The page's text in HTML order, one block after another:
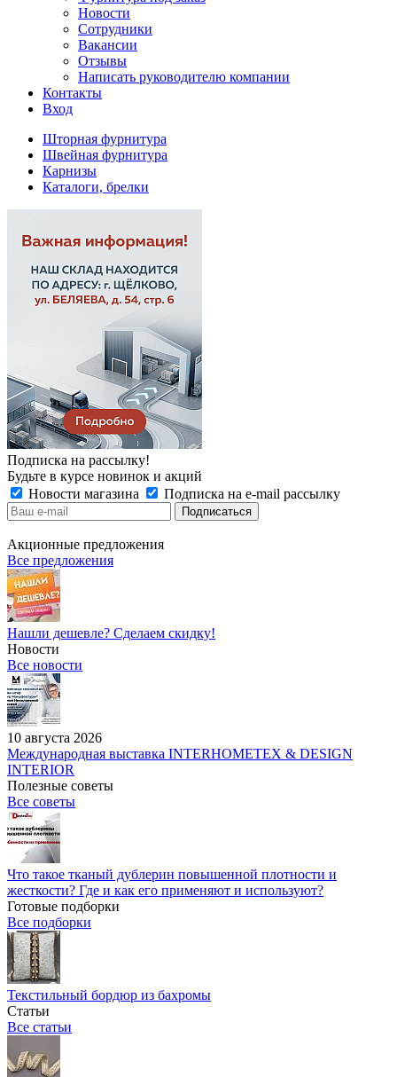
Новости
Сотрудники
Вакансии
Отзывы
Написать руководителю компании
Контакты
Вход
Шторная фурнитура
Швейная фурнитура
Карнизы
Каталоги, брелки
Подписка на рассылку!
Будьте в курсе новинок и акций
Новости магазина
Подписка на e-mail рассылку
Акционные предложения
Все предложения
Нашли дешевле? Сделаем скидку!
Новости
Все новости
10 августа 2026
Международная выставка INTERHOMETEX & DESIGN
INTERIOR
Полезные советы
Все советы
Что такое тканый дублерин повышенной плотности и
жесткости? Где и как его применяют и используют?
Готовые подборки
Все подборки
Текстильный бордюр из бахромы
Статьи
Все статьи